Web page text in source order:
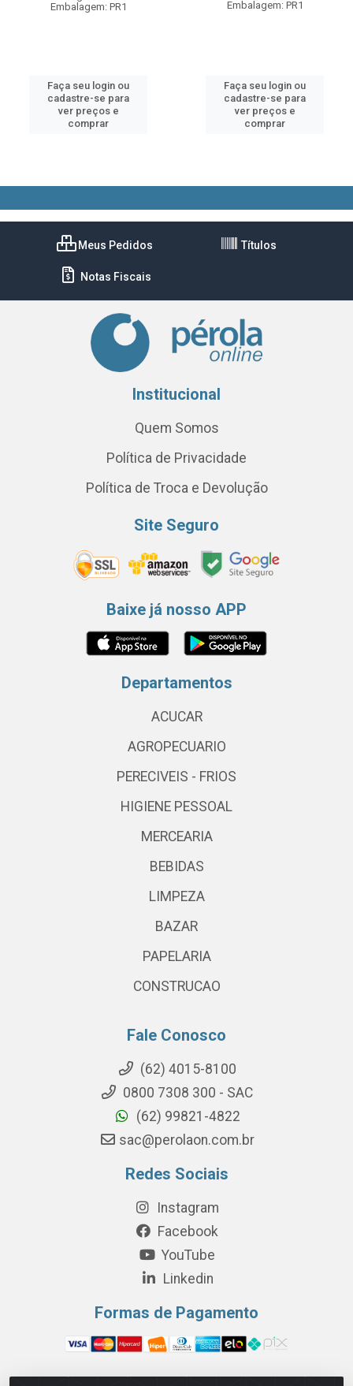
Embalagem: PR1
Faça seu login ou
cadastre-se para
ver preços e
comprar
Embalagem: PR1
Faça seu login ou
cadastre-se para
ver preços e
comprar
Meus Pedidos Títulos
Notas Fiscais
Institucional
Quem Somos
Política de Privacidade
Política de Troca e Devolução
Site Seguro
Baixe já nosso APP
Departamentos
ACUCAR
AGROPECUARIO
PERECIVEIS - FRIOS
HIGIENE PESSOAL
MERCEARIA
BEBIDAS
LIMPEZA
BAZAR
PAPELARIA
CONSTRUCAO
Fale Conosco
(62) 4015-8100
0800 7308 300 - SAC
(62) 99821-4822
sac@perolaon.com.br
Redes Sociais
Instagram
Facebook
YouTube
Linkedin
Formas de Pagamento